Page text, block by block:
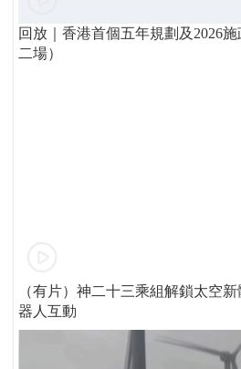
回放｜香港首個五年規劃及2026
二場）
（有片）神二十三乘組解鎖太空
器人互動